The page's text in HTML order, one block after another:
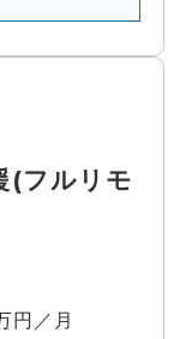
(フルリモ
円／月